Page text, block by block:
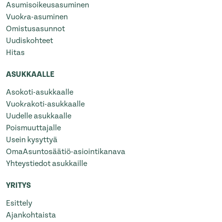
Asumisoikeusasuminen
Vuokra-asuminen
Omistusasunnot
Uudiskohteet
Hitas
ASUKKAALLE
Asokoti-asukkaalle
Vuokrakoti-asukkaalle
Uudelle asukkaalle
Poismuuttajalle
Usein kysyttyä
OmaAsuntosäätiö-asiointikanava
Yhteystiedot asukkaille
YRITYS
Esittely
Ajankohtaista